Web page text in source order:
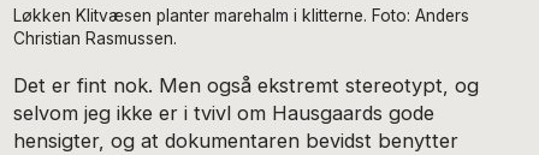
Løkken Klitvæsen planter marehalm i klitterne. Foto: Anders
Christian Rasmussen.
Det er fint nok. Men også ekstremt stereotypt, og
selvom jeg ikke er i tvivl om Hausgaards gode
hensigter, og at dokumentaren bevidst benytter